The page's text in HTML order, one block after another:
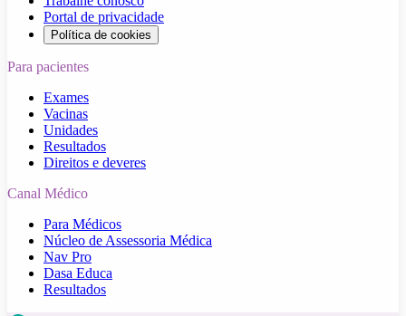
Portal de privacidade
Política de cookies
Para pacientes
Exames
Vacinas
Unidades
Resultados
Direitos e deveres
Canal Médico
Para Médicos
Núcleo de Assessoria Médica
Nav Pro
Dasa Educa
Resultados